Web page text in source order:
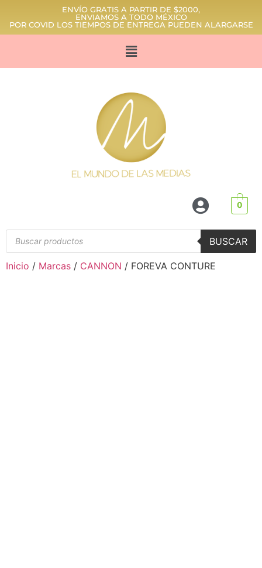
ENVÍO GRATIS A PARTIR DE $2000,
ENVIAMOS A TODO MÉXICO
POR COVID LOS TIEMPOS DE ENTREGA PUEDEN ALARGARSE
0
BUSCAR
Inicio / Marcas / CANNON / FOREVA CONTURE